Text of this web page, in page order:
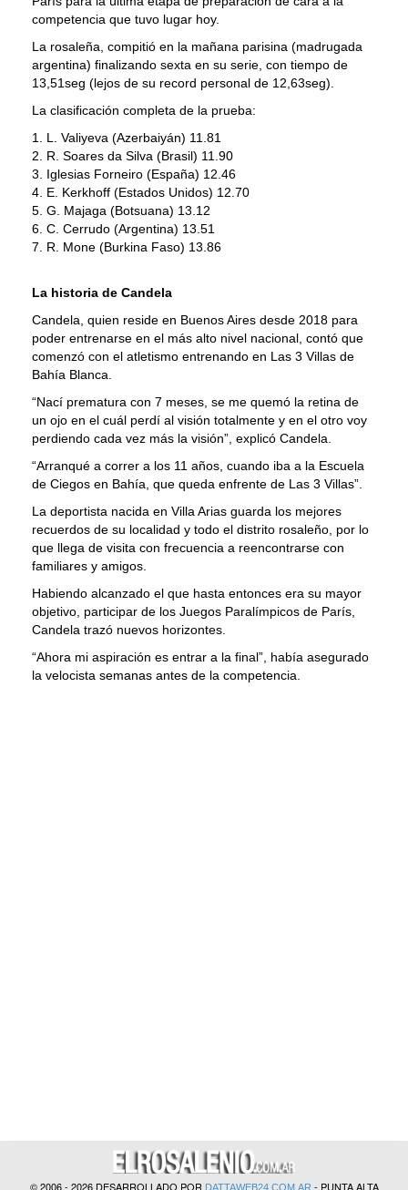
competencia que tuvo lugar hoy.
La rosaleña, compitió en la mañana parisina (madrugada
argentina) finalizando sexta en su serie, con tiempo de
13,51seg (lejos de su record personal de 12,63seg).
La clasificación completa de la prueba:
1. L. Valiyeva (Azerbaiyán) 11.81
2. R. Soares da Silva (Brasil) 11.90
3. Iglesias Forneiro (España) 12.46
4. E. Kerkhoff (Estados Unidos) 12.70
5. G. Majaga (Botsuana) 13.12
6. C. Cerrudo (Argentina) 13.51
7. R. Mone (Burkina Faso) 13.86
La historia de Candela
Candela, quien reside en Buenos Aires desde 2018 para
poder entrenarse en el más alto nivel nacional, contó que
comenzó con el atletismo entrenando en Las 3 Villas de
Bahía Blanca.
“Nací prematura con 7 meses, se me quemó la retina de
un ojo en el cuál perdí al visión totalmente y en el otro voy
perdiendo cada vez más la visión”, explicó Candela.
“Arranqué a correr a los 11 años, cuando iba a la Escuela
de Ciegos en Bahía, que queda enfrente de Las 3 Villas”.
La deportista nacida en Villa Arias guarda los mejores
recuerdos de su localidad y todo el distrito rosaleño, por lo
que llega de visita con frecuencia a reencontrarse con
familiares y amigos.
Habiendo alcanzado el que hasta entonces era su mayor
objetivo, participar de los Juegos Paralímpicos de París,
Candela trazó nuevos horizontes.
“Ahora mi aspiración es entrar a la final”, había asegurado
la velocista semanas antes de la competencia.
© 2006 - 2026 DESARROLLADO POR DATTAWEB24.COM.AR - PUNTA ALTA